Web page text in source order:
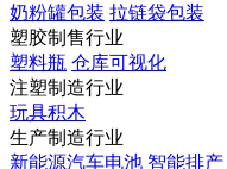
奶粉罐包装 拉链袋包装
塑胶制售行业
塑料瓶 仓库可视化
注塑制造行业
玩具积木
生产制造行业
新能源汽车电池 智能排产